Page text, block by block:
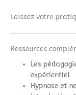
Laissez votre
Ressources
Les
expérientiel
Hypnose et